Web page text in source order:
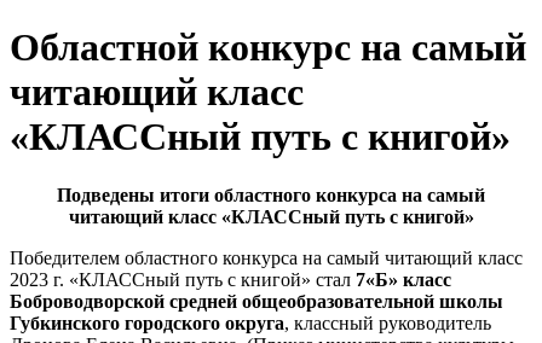
Областной конкурс на самый
читающий класс
«КЛАССный путь с книгой»
Подведены итоги областного конкурса на самый
читающий класс «КЛАССный путь с книгой»
Победителем областного конкурса на самый читающий класс
2023 г. «КЛАССный путь с книгой» стал 7«Б» класс
Боброводворской средней общеобразовательной школы
Губкинского городского округа, классный руководитель